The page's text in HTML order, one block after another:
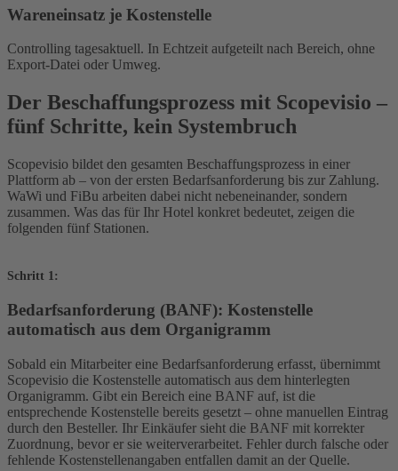
Wareneinsatz je Kostenstelle
Controlling tagesaktuell. In Echtzeit aufgeteilt nach Bereich, ohne
Export-Datei oder Umweg.
Der Beschaffungsprozess mit Scopevisio –
fünf Schritte, kein Systembruch
Scopevisio bildet den gesamten Beschaffungsprozess in einer
Plattform ab – von der ersten Bedarfsanforderung bis zur Zahlung.
WaWi und FiBu arbeiten dabei nicht nebeneinander, sondern
zusammen. Was das für Ihr Hotel konkret bedeutet, zeigen die
folgenden fünf Stationen.
Schritt 1:
Bedarfsanforderung (BANF): Kostenstelle
automatisch aus dem Organigramm
Sobald ein Mitarbeiter eine Bedarfsanforderung erfasst, übernimmt
Scopevisio die Kostenstelle automatisch aus dem hinterlegten
Organigramm. Gibt ein Bereich eine BANF auf, ist die
entsprechende Kostenstelle bereits gesetzt – ohne manuellen Eintrag
durch den Besteller. Ihr Einkäufer sieht die BANF mit korrekter
Zuordnung, bevor er sie weiterverarbeitet. Fehler durch falsche oder
fehlende Kostenstellenangaben entfallen damit an der Quelle.